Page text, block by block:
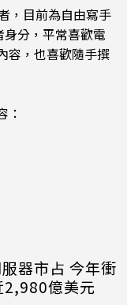
，目前為自由寫手
分，平常喜歡電
容，也喜歡隨手撰
：
器市占 今年衝
億美元